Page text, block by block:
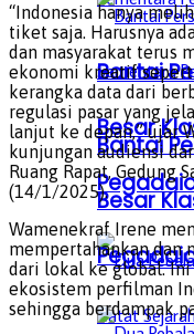
Bantai
Besar
Bantai
Besar
“Indonesia hanya
tiket saja. Harusnya
dan masyarakat terus
ekonomi kreatif
kerangka data dari
regulasi pasar yang
lanjut ke depan,” ujar
kunjungan audiensi
Ruang Rapat, Gedung
(14/1/2025).
Wamenekraf Irene
mempertahankan dan
dari lokal ke global.
ekosistem perfilman
sehingga berdampak